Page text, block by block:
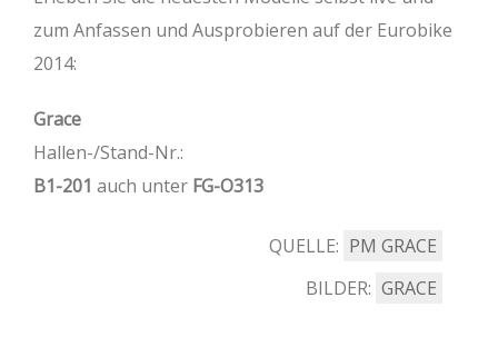
zum Anfassen und Ausprobieren auf der Eurobike
2014:
Grace
Hallen-/Stand-Nr.:
B1-201 auch unter FG-O313
QUELLE: PM GRACE
BILDER: GRACE